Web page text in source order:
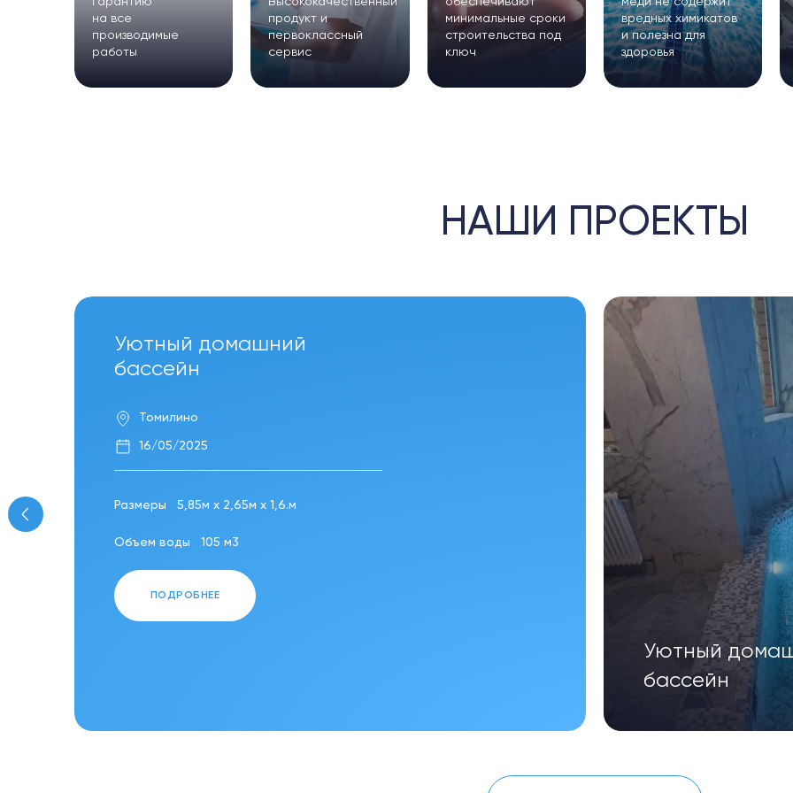
на все
производимые
работы
продукт и
первоклассный
сервис
минимальные сроки
строительства под
ключ
вредных химикатов
и полезна для
здоровья
НАШИ ПРОЕКТЫ
Уютный домашний
бассейн
Томилино
16/05/2025
Размеры 5,85м х 2,65м х 1,6.м
Объем воды 105 м3
ПОДРОБНЕЕ
Уютный
бассейн